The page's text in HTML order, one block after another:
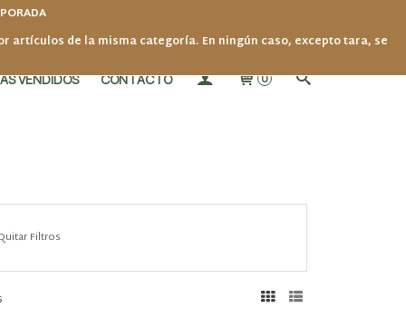
de la misma categoría. En ningún caso, excepto tara, se
VENDIDOS CONTACTO 0
Filtros